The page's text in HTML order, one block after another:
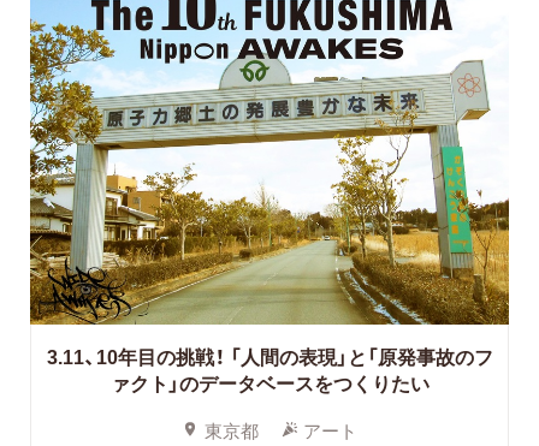
3.11、10年目の挑戦！ 「人間の表現」と「原発事故のフ
ァクト」のデータベースをつくりたい
東京都 アート